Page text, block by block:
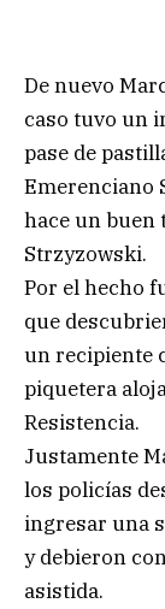
De nuevo
caso tuvo un
pase de
Emerenciano
hace un buen
Strzyzowski.
Por el hecho
que
un recipiente
piquetera
Resistencia.
Justamente
los policías
ingresar una
y debieron
asistida.